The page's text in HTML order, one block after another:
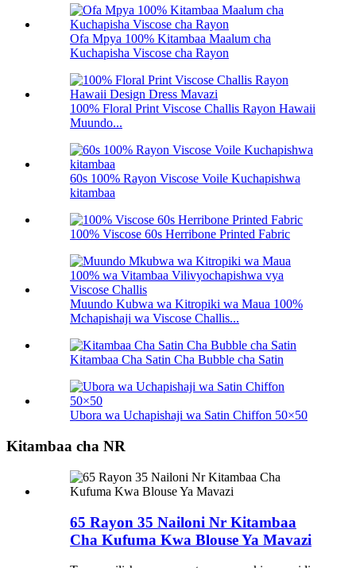
Ofa Mpya 100% Kitambaa Maalum cha
Kuchapisha Viscose cha Rayon
100% Floral Print Viscose Challis Rayon Hawaii
Muundo...
60s 100% Rayon Viscose Voile Kuchapishwa
kitambaa
100% Viscose 60s Herribone Printed Fabric
Muundo Kubwa wa Kitropiki wa Maua 100%
Mchapishaji wa Viscose Challis...
Kitambaa Cha Satin Cha Bubble cha Satin
Ubora wa Uchapishaji wa Satin Chiffon 50×50
Kitambaa cha NR
65 Rayon 35 Nailoni Nr Kitambaa
Cha Kufuma Kwa Blouse Ya Mavazi